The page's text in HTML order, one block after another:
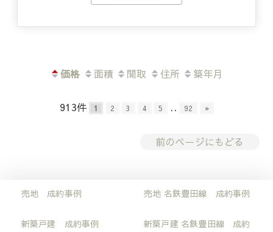
価格 面積 間取 住所 築年月
913件 1 2 3 4 5 .. 92 »
前のページにもどる
売地 成約事例
新築戸建 成約事例
売地 名鉄豊田線 成約事例
新築戸建 名鉄豊田線 成約